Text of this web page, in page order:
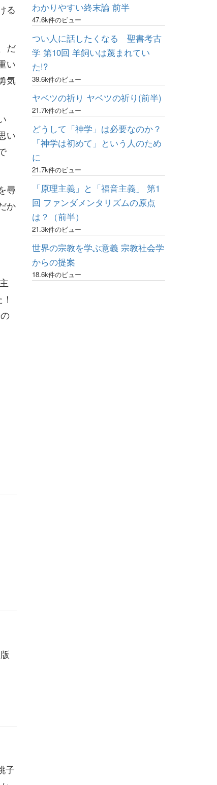
る
だ
い
気
い
尋
か
子
わかりやすい終末論 前半
47.6k件のビュー
つい人に話したくなる 聖書考古
学 第10回 羊飼いは蔑まれてい
た!?
39.6k件のビュー
ヤベツの祈り ヤベツの祈り(前半)
21.7k件のビュー
どうして「神学」は必要なのか？
「神学は初めて」という人のため
に
21.7k件のビュー
「原理主義」と「福音主義」 第1
回 ファンダメンタリズムの原点
は？（前半）
21.3k件のビュー
世界の宗教を学ぶ意義 宗教社会学
からの提案
18.6k件のビュー